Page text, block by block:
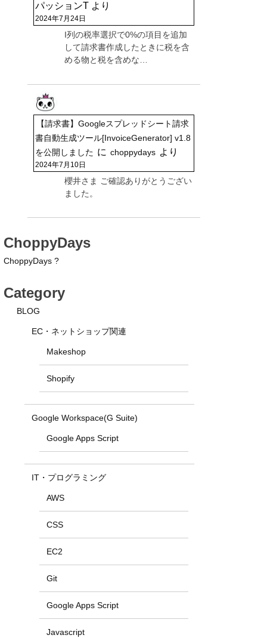
パッションT より
2024年7月24日
I列の税率選択で0%の項目を追加
して請求書作成したときに税を含
める物と税を含めな…
【請求書】Googleスプレッドシート請求
書自動生成ツール[InvoiceGenerator] v1.8
を公開しました に choppydays より
2024年7月10日
櫻井さま ご確認ありがとうござい
ました。
ChoppyDays
ChoppyDays ?
Category
BLOG
EC・ネットショップ関連
Makeshop
Shopify
Google Workspace(G Suite)
Google Apps Script
IT・プログラミング
AWS
CSS
EC2
Git
Google Apps Script
Javascript